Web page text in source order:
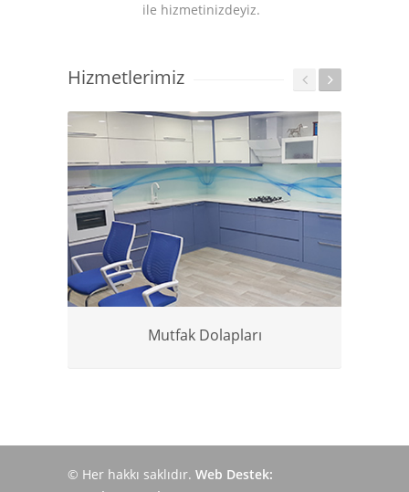
ile hizmetinizdeyiz.
Hizmetlerimiz
Mutfak Dolapları
© Her hakkı saklıdır. Web Destek: